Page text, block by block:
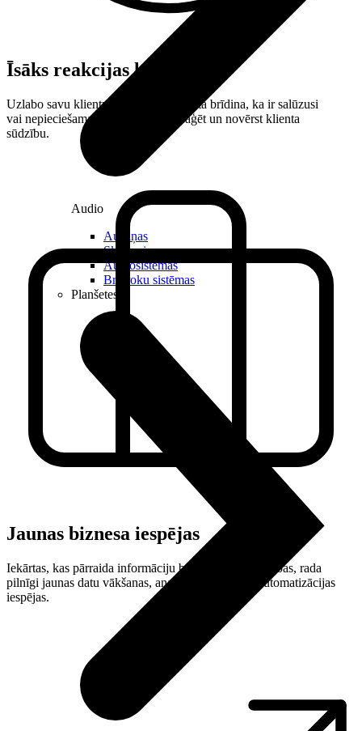
Audio
Austiņas
Skaļruņi
Audiosistēmas
Brīvroku sistēmas
Planšetes
Īsāks reakcijas laiks
Uzlabo savu klientu pieredzi! Ja iekārta brīdina, ka ir salūzusi
vai nepieciešama apkope, tu vari reaģēt un novērst klienta
sūdzību.
Jaunas biznesa iespējas
Iekārtas, kas pārraida informāciju bez cilvēka līdzdalības, rada
pilnīgi jaunas datu vākšanas, analīzes un procesu automatizācijas
iespējas.